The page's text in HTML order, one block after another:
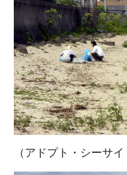
（アドプト・シーサ